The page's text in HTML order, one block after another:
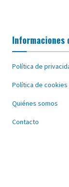
Informaciones
Política de
Política de cookies
Quiénes somos
Contacto